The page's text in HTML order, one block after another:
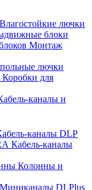
Влагостойкие лючки
блоки
Монтаж
лючки
Коробки для
каналы и
каналы DLP
Кабель-каналы
Колонны и
Миниканалы DLPlus